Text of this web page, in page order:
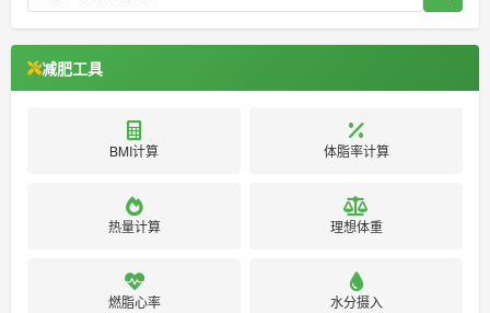
减肥工具
BMI计算 体脂率计算
热量计算 理想体重
燃脂心率 水分摄入